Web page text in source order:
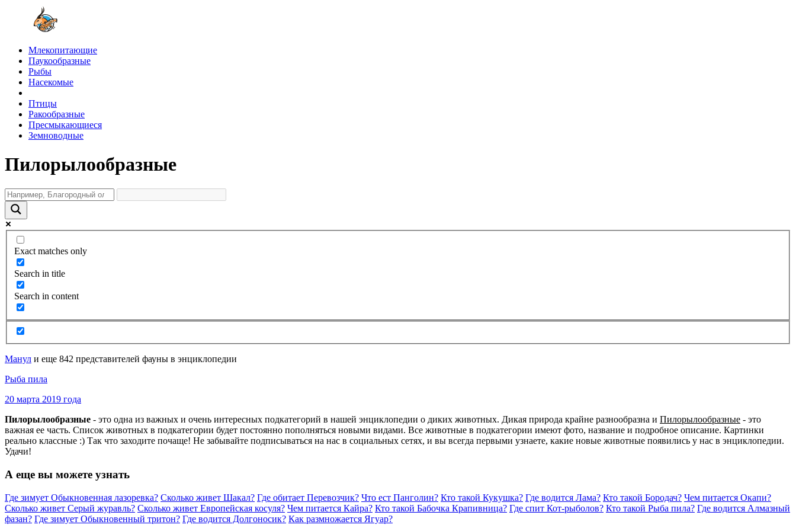
Млекопитающие
Паукообразные
Рыбы
Насекомые
Птицы
Ракообразные
Пресмыкающиеся
Земноводные
Пилорылообразные
Exact matches only
Search in title
Search in content
Манул и еще 842 представителей фауны в энциклопедии
Рыба пила
20 марта 2019 года
Пилорылообразные - это одна из важных и очень интересных подкатегорий в нашей энциклопедии о диких животных. Дикая природа крайне разнообразна и Пилорылообразные - это
важная ее часть. Список животных в подкатегории будет постоянно пополняться новыми видами. Все животные в подкатегории имеют фото, название и подробное описание. Картинки
реально классные :) Так что заходите почаще! Не забывайте подписываться на нас в социальных сетях, и вы всегда первыми узнаете, какие новые животные появились у нас в энциклопедии.
Удачи!
А еще вы можете узнать
Где зимует Обыкновенная лазоревка? Сколько живет Шакал? Где обитает Перевозчик? Что ест Панголин? Кто такой Кукушка? Где водится Лама? Кто такой Бородач? Чем питается Окапи?
Сколько живет Серый журавль? Сколько живет Европейская косуля? Чем питается Кайра? Кто такой Бабочка Крапивница? Где спит Кот-рыболов? Кто такой Рыба пила? Где водится Алмазный
фазан? Где зимует Обыкновенный тритон? Где водится Долгоносик? Как размножается Ягуар?